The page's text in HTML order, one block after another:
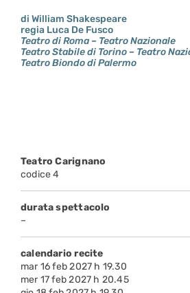
di William Shakespeare
regia Luca De Fusco
Teatro di Roma – Teatro Nazionale
Teatro Stabile di Torino – Teatro
Teatro Biondo di Palermo
Teatro Carignano
codice 4
durata spettacolo
–
calendario recite
mar 16 feb 2027 h 19.30
mer 17 feb 2027 h 20.45